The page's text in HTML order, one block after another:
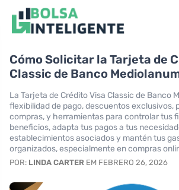
Cómo Solicitar la Tarjeta de
Classic de Banco
La Tarjeta de Crédito Visa Classic de Banco
flexibilidad de pago, descuentos exclusivos,
compras, y herramientas para controlar tus
beneficios, adapta tus pagos a tus
establecimientos asociados y mantén tus
organizados, especialmente en compras
POR: LINDA CARTER EM FEBRERO 26, 2026